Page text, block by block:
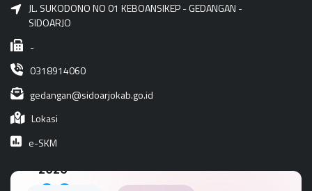
JL. SUKODONO NO 01 KEBOANSIKEP - GEDANGAN -
SIDOARJO
-
0318914060
gedangan@sidoarjokab.go.id
Lokasi
e-SKM